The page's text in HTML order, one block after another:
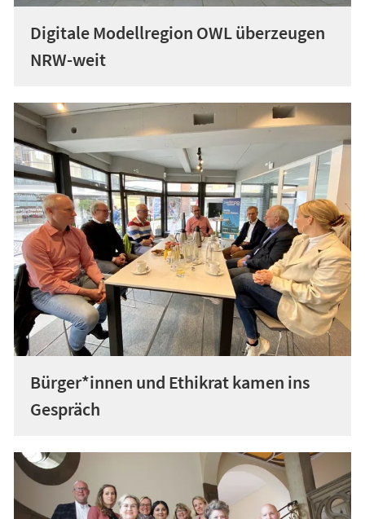
Digitale Modellregion OWL überzeugen
NRW-weit
Bürger*innen und Ethikrat kamen ins
Gespräch